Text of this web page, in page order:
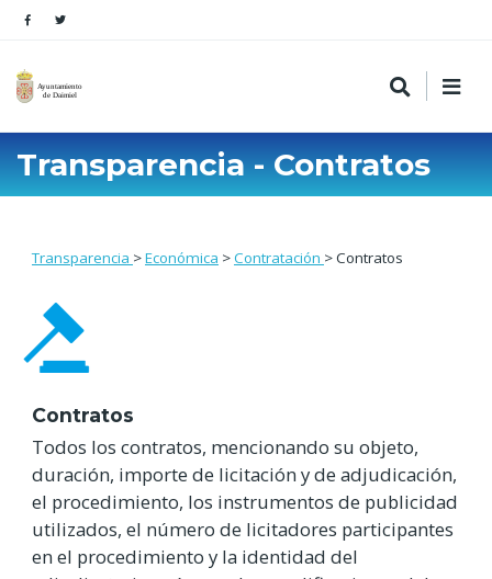
Transparencia - Contratos
Transparencia >Económica >Contratación > Contratos
Contratos
Todos los contratos, mencionando su objeto,
duración, importe de licitación y de adjudicación,
el procedimiento, los instrumentos de publicidad
utilizados, el número de licitadores participantes
en el procedimiento y la identidad del